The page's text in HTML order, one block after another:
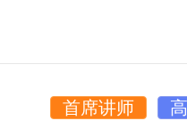
首席讲师